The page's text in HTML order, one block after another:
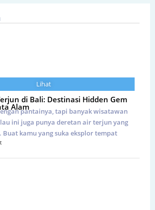
Lihat
di Bali: Destinasi Hidden Gem
Alampantainya, tapi banyak wisatawan
ini juga punya deretan air terjun yang
Buat kamu yang suka eksplor tempat